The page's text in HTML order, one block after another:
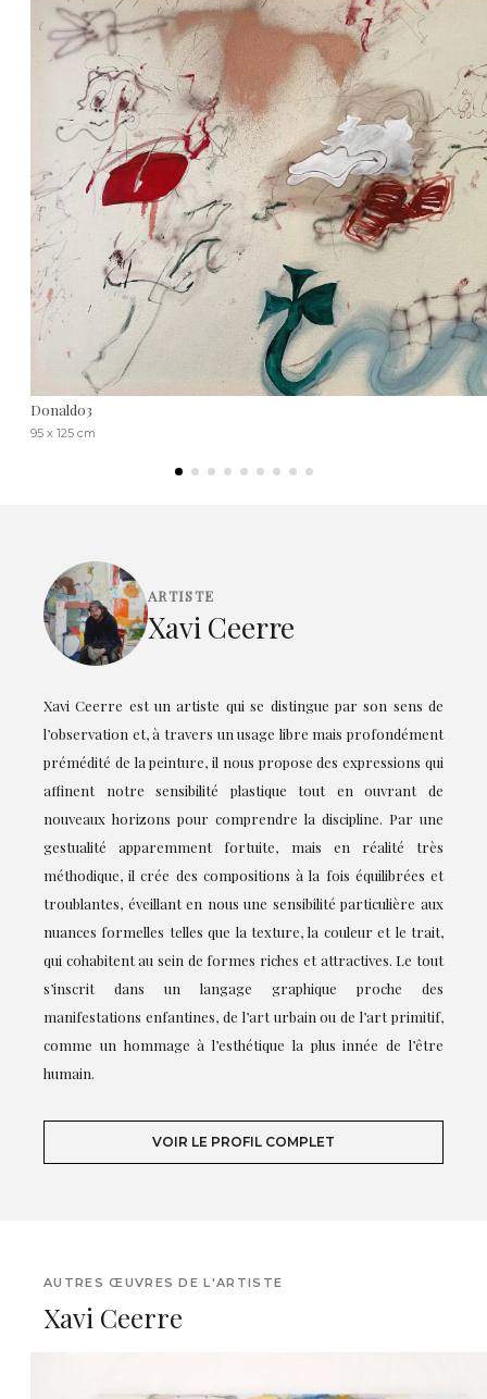
Donald03
95 x 125 cm
ARTISTE
Xavi Ceerre
Xavi Ceerre est un artiste qui se distingue par son sens de
l’observation et, à travers un usage libre mais profondément
prémédité de la peinture, il nous propose des expressions qui
affinent notre sensibilité plastique tout en ouvrant de
nouveaux horizons pour comprendre la discipline. Par une
gestualité apparemment fortuite, mais en réalité très
méthodique, il crée des compositions à la fois équilibrées et
troublantes, éveillant en nous une sensibilité particulière aux
nuances formelles telles que la texture, la couleur et le trait,
qui cohabitent au sein de formes riches et attractives. Le tout
s’inscrit dans un langage graphique proche des
manifestations enfantines, de l’art urbain ou de l’art primitif,
comme un hommage à l’esthétique la plus innée de l’être
humain.
VOIR LE PROFIL COMPLET
AUTRES ŒUVRES DE L'ARTISTE
Xavi Ceerre